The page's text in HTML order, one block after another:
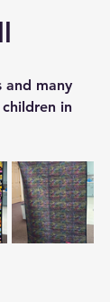
and many
in